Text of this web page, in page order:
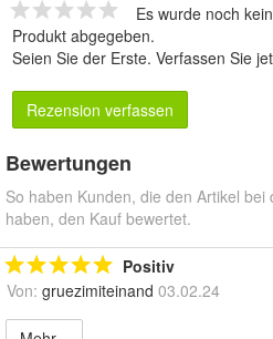
Es wurde noch
Produkt abgegeben.
Seien Sie der Erste. Verfassen Sie
Rezension verfassen
Bewertungen
So haben Kunden, die den Artikel
haben, den Kauf bewertet.
Positiv
Von: gruezimiteinand 03.02.24